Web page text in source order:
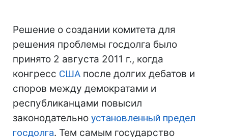
Решение о создании комитета для
решения проблемы госдолга было
принято 2 августа 2011 г., когда
конгресс США после долгих дебатов и
споров между демократами и
республиканцами повысил
законодательно установленный предел
госдолга. Тем самым государство